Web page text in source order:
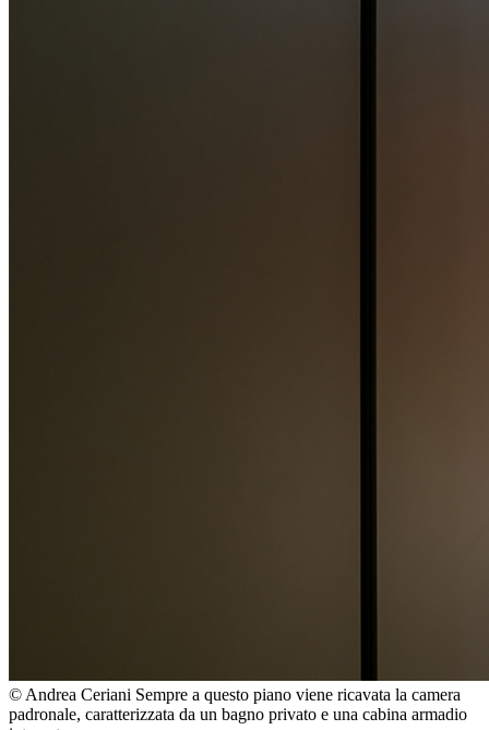
© Andrea Ceriani Sempre a questo piano viene ricavata la camera
padronale, caratterizzata da un bagno privato e una cabina armadio